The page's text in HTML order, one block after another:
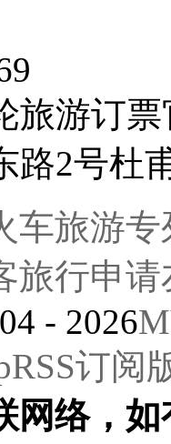
旅游订
路2号杜
车旅游专
旅行申请
- 2026
RSS订阅
网络，